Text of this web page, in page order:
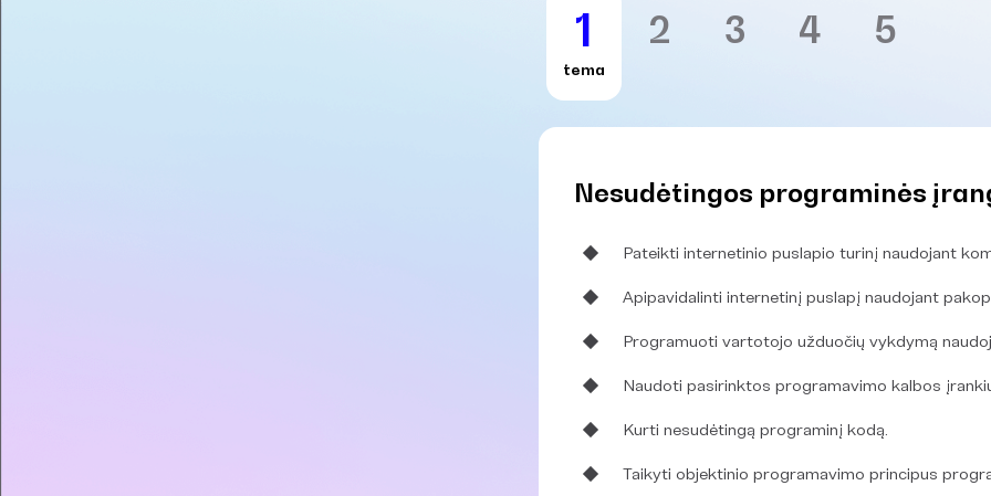
1
tema
2 3 4 5
Nesudėtingos programinės
Pateikti internetinio puslapio turinį naudojant
Apipavidalinti internetinį puslapį naudojant
Programuoti vartotojo užduočių vykdymą
Naudoti pasirinktos programavimo kalbos
Kurti nesudėtingą programinį kodą.
Taikyti objektinio programavimo principus